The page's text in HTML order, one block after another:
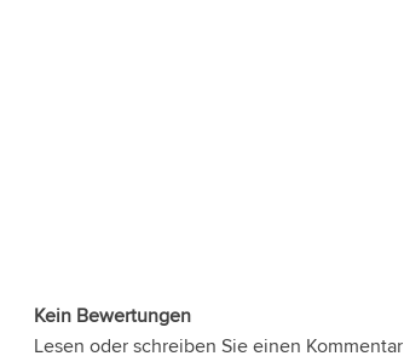
Kein Bewertungen
Lesen oder schreiben Sie einen Kommentar